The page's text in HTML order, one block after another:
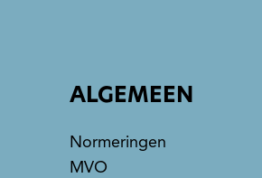
ALGEMEEN
Normeringen
MVO